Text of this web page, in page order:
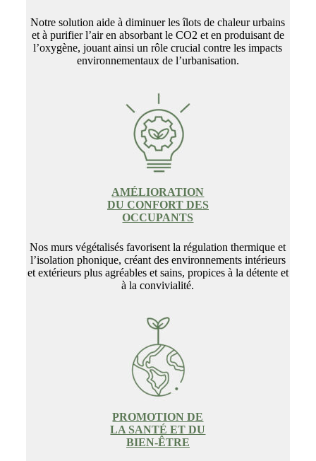
Notre solution aide à diminuer les îlots de chaleur urbains
et à purifier l’air en absorbant le CO2 et en produisant de
l’oxygène, jouant ainsi un rôle crucial contre les impacts
environnementaux de l’urbanisation.
AMÉLIORATION
DU CONFORT DES
OCCUPANTS
Nos murs végétalisés favorisent la régulation thermique et
l’isolation phonique, créant des environnements intérieurs
et extérieurs plus agréables et sains, propices à la détente et
à la convivialité.
PROMOTION DE
LA SANTÉ ET DU
BIEN-ÊTRE